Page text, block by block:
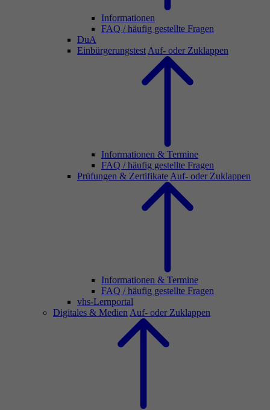
Informationen
FAQ / häufig gestellte Fragen
DuA
Einbürgerungstest Auf- oder Zuklappen
Informationen & Termine
FAQ / häufig gestellte Fragen
Prüfungen & Zertifikate Auf- oder Zuklappen
Informationen & Termine
FAQ / häufig gestellte Fragen
vhs-Lernportal
Digitales & Medien Auf- oder Zuklappen